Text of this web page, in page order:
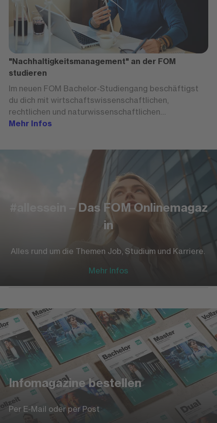
"Nachhaltigkeitsmanagement" an der FOM
studieren
Im neuen FOM Bachelor-Studiengang beschäftigst
du dich mit wirtschaftswissenschaftlichen,
rechtlichen und naturwissenschaftlichen
Dimensionen von Nachhaltigkeit.
Mehr Infos
#allessein – Das FOM Onlinemagaz
in
Alles rund um die Themen Job, Studium und Karriere.
Mehr Infos
Infomagazine bestellen
Per E-Mail oder per Post